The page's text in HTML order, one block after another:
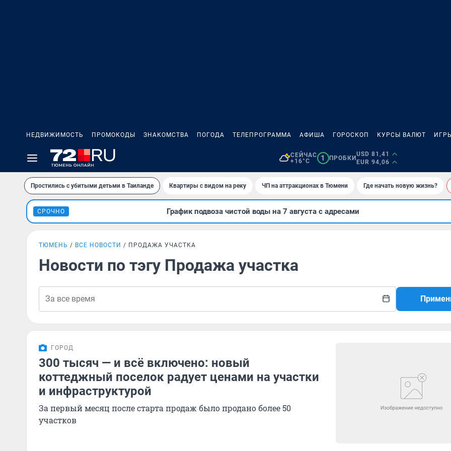
НЕДВИЖИМОСТЬ ПРОМОКОДЫ ЗНАКОМСТВА ПОГОДА ТЕЛЕПРОГРАММА АФИША ГОРОСКОП КУРСЫ ВАЛЮТ
СЕЙЧАС
+16°C
1 ПРОБКИ
USD 81,41
EUR 94,06
Простились с убитыми детьми в Таиланде Квартиры с видом на реку ЧП на аттракционах в Тюмени Где начать новую жизнь?
СРОЧНО График подвоза чистой воды на 7 августа с адресами
ТЮМЕНЬ ВСЕ НОВОСТИ ПРОДАЖА УЧАСТКА
Новости по тэгу Продажа участка
ГОРОД
300 тысяч — и всё включено: новый
коттеджный поселок радует ценами на участки
и инфраструктурой
За первый месяц после старта продаж было продано более 50
участков